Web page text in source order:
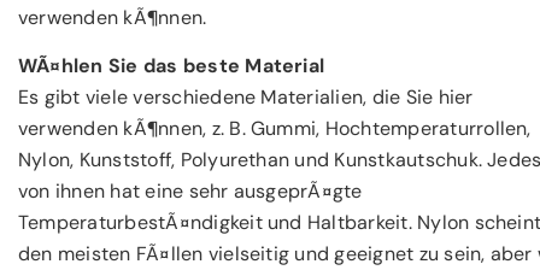
verwenden kÃ¶nnen.
WÃ¤hlen Sie das beste Material
Es gibt viele verschiedene Materialien, die Sie hier
verwenden kÃ¶nnen, z. B. Gummi, Hochtemperaturrollen,
Nylon, Kunststoff, Polyurethan und Kunstkautschuk.
von ihnen hat eine sehr ausgeprÃ¤gte
TemperaturbestÃ¤ndigkeit und Haltbarkeit. Nylon
den meisten FÃ¤llen vielseitig und geeignet zu sein, aber